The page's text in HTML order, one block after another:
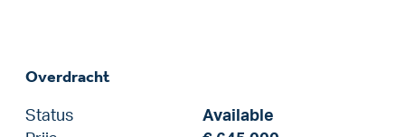
Overdracht
Status
Available